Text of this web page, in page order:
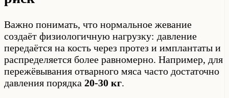
Важно понимать, что нормальное жевание
создаёт физиологичную нагрузку: давление
передаётся на кость через протез и имплантаты и
распределяется более равномерно. Например, для
пережёвывания отварного мяса часто достаточно
давления порядка 20-30 кг.